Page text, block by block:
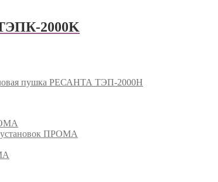
2000K
пушка РЕСАНТА ТЭП-2000Н
установок ПРОМА